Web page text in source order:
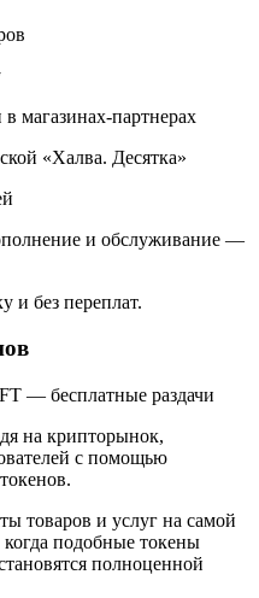
магазинах-партнерах
«Халва. Десятка»
и обслуживание —
и без переплат.
— бесплатные раздачи
на крипторынок,
с помощью
товаров и услуг на самой
подобные токены
полноценной